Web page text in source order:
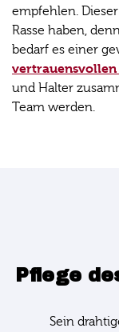
empfehlen.
Rasse haben,
bedarf es einer
vertrauensvollen
und Halter
Team werden.
Pflege
Sein